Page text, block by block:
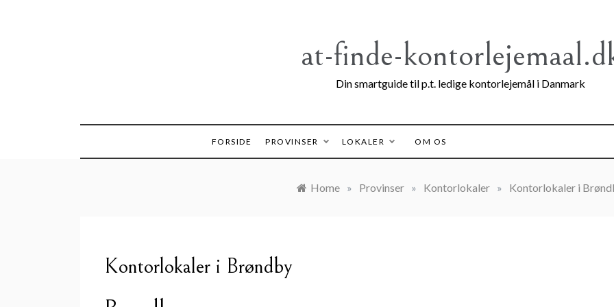
at-finde-
Din smartguide til p.t. ledige kontorlejemål i Danmark
FORSIDE PROVINSER LOKALER OM OS
Home » Provinser » Kontorlokaler » Kontorlokaler i
Kontorlokaler i Brøndby